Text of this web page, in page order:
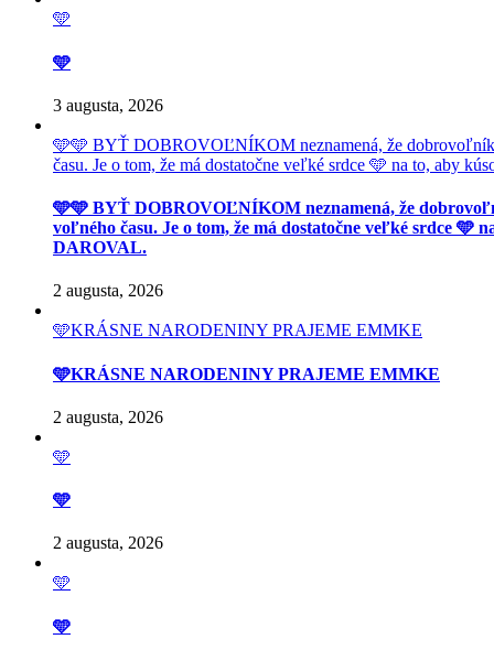
🩵
🩵
3 augusta, 2026
🩵🩵 BYŤ DOBROVOĽNÍKOM neznamená, že
času. Je o tom, že má dostatočne veľké srdce 🩵 na to, aby
🩵🩵 BYŤ DOBROVOĽNÍKOM neznamená, že
voľného času. Je o tom, že má dostatočne veľké srdce 🩵
DAROVAL.
2 augusta, 2026
🩵KRÁSNE NARODENINY PRAJEME EMMKE
🩵KRÁSNE NARODENINY PRAJEME EMMKE
2 augusta, 2026
🩵
🩵
2 augusta, 2026
🩵
🩵